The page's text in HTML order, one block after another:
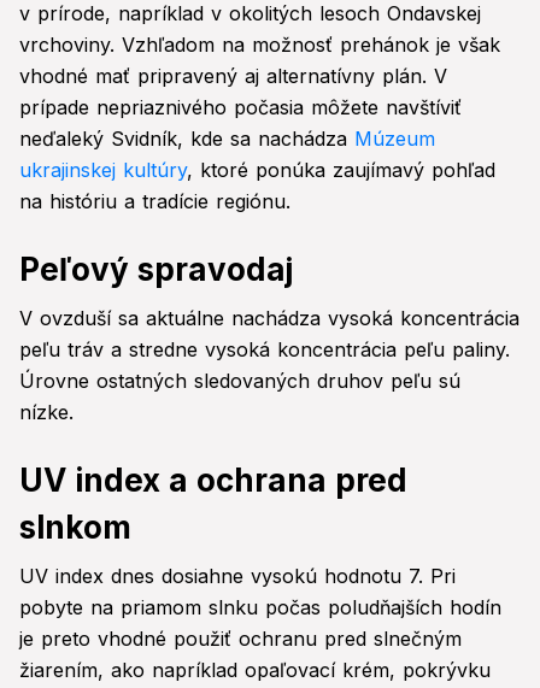
v prírode, napríklad v okolitých lesoch Ondavskej
vrchoviny. Vzhľadom na možnosť prehánok je však
vhodné mať pripravený aj alternatívny plán. V
prípade nepriaznivého počasia môžete navštíviť
neďaleký Svidník, kde sa nachádza Múzeum
ukrajinskej kultúry, ktoré ponúka zaujímavý pohľad
na históriu a tradície regiónu.
Peľový spravodaj
V ovzduší sa aktuálne nachádza vysoká koncentrácia
peľu tráv a stredne vysoká koncentrácia peľu paliny.
Úrovne ostatných sledovaných druhov peľu sú
nízke.
UV index a ochrana pred
slnkom
UV index dnes dosiahne vysokú hodnotu 7. Pri
pobyte na priamom slnku počas poludňajších hodín
je preto vhodné použiť ochranu pred slnečným
žiarením, ako napríklad opaľovací krém, pokrývku